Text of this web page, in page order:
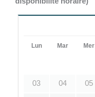
Lun Mar Mer
03 04 05